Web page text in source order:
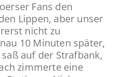
Fans den
Lippen, aber unser
nicht zu
10 Minuten später,
saß auf der Strafbank,
zimmerte eine